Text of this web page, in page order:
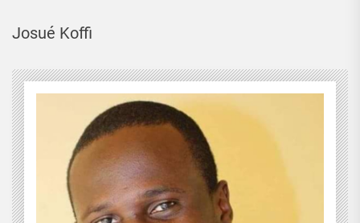
Josué Koffi